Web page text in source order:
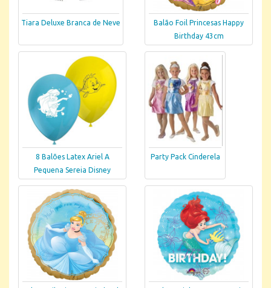
Tiara Deluxe Branca de Neve
Balão Foil Princesas Happy
Birthday 43cm
8 Balões Latex Ariel A
Pequena Sereia Disney
Party Pack Cinderela